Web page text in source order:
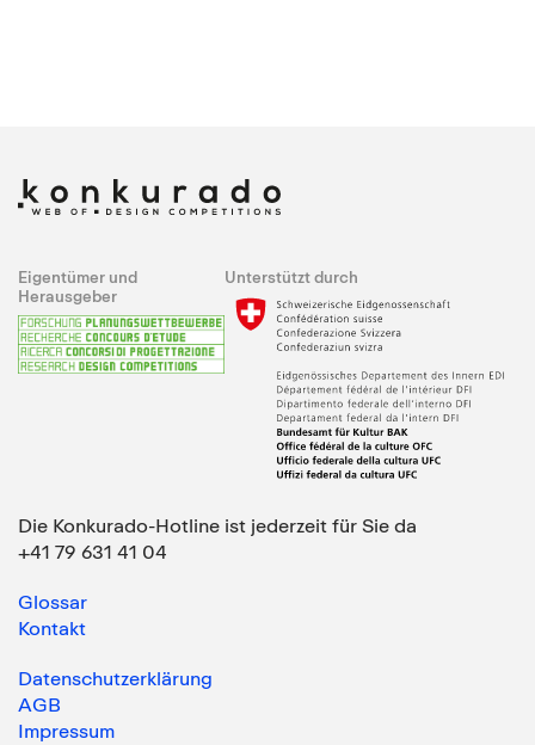
Eigentümer und
Herausgeber
Unterstützt durch
Die Konkurado-Hotline ist jederzeit für Sie da
+41 79 631 41 04
Glossar
Kontakt
Datenschutzerklärung
AGB
Impressum